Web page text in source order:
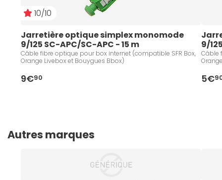
10/10
Jarretière optique simplex monomode
9/125 SC-APC/SC-APC - 15 m
Câble fibre optique pour box internet (compatible SFR Box,
Orange Livebox et Bouygues Bbox)
9€90
9/
Câble
5€
Autres marques